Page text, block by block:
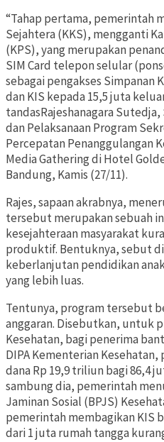
“Tahap pertama, pemerintah
Sejahtera (KKS), mengganti
(KPS), yang merupakan
SIM Card telepon selular
sebagai pengakses Simpanan
dan KIS kepada 15,5 juta
tandasRajeshanagara
dan Pelaksanaan Program
Percepatan Penanggulangan
Media Gathering di Hotel
Bandung, Kamis (27/11).
Rajes, sapaan akrabnya,
tersebut merupakan sebuah
kesejahteraan masyarakat
produktif. Bentuknya, sebut
keberlanjutan pendidikan
yang lebih luas.
Tentunya, program tersebut
anggaran. Disebutkan, untuk
Kesehatan, bagi penerima
DIPA Kementerian
dana Rp 19,9 triliun bagi 86,4
sambung dia, pemerintah
Jaminan Sosial (BPJS)
pemerintah membagikan KIS
dari 1 juta rumah tangga